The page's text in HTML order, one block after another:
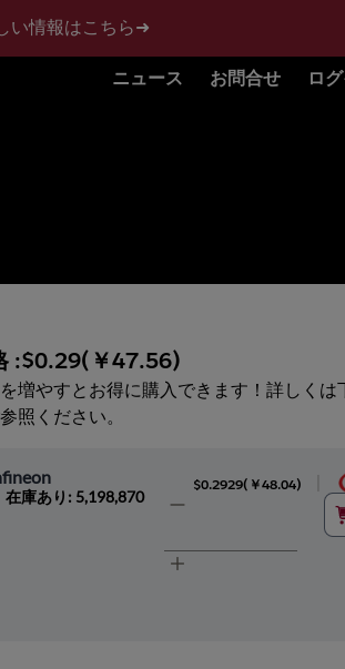
い情報はこちら➜
ニュース お問合せ ロ
:$0.29(￥47.56)
増やすとお得に購入できます！詳しくは
照ください。
在庫あり: 5,198,870
$0.2929( ￥48.04)